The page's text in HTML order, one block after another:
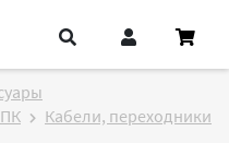
Кабели, переходники